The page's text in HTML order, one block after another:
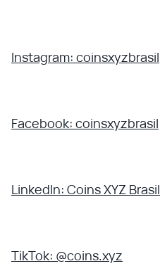
Instagram: coinsxyzbrasil
Facebook: coinsxyzbrasil
LinkedIn: Coins XYZ Brasil
TikTok: @coins.xyz